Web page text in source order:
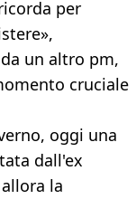
per
un altro pm,
cruciale
oggi una
dall'ex
la